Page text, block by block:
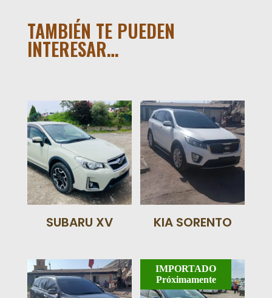
TAMBIÉN TE PUEDEN
INTERESAR…
SUBARU XV KIA SORENTO
IMPORTADO
Próximamente